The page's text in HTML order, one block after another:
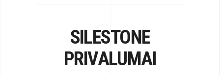
SILESTONE
PRIVALUMAI